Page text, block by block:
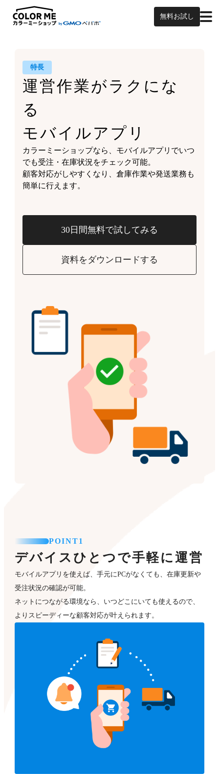
無料お試し
特長
運営作業がラクにな
る
モバイルアプリ
カラーミーショップなら、 モバイルアプリでいつ
でも受注・在庫状況をチェック可能。
顧客対応がしやすくなり、倉庫作業や発送業務も
簡単に行えます。
30日間無料で試してみる
資料をダウンロードする
POINT1
デバイスひとつで手軽に運営
モバイルアプリを使えば、手元にPCがなくても、在庫更新や
受注状況の確認が可能。
ネットにつながる環境なら、いつどこにいても使えるので、
よりスピーディーな顧客対応が叶えられます。